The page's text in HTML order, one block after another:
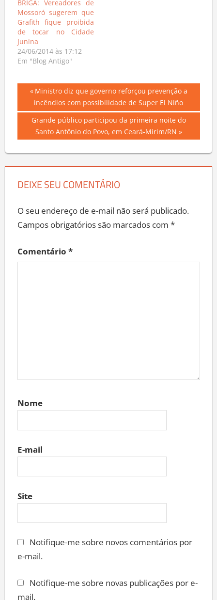
BRIGA: Vereadores de
Mossoró sugerem que
Grafith fique proibida
de tocar no Cidade
Junina
24/06/2014 às 17:12
Em "Blog Antigo"
Navegação
de
Post
Previous
Post:
Ministro diz que governo reforçou prevenção a
incêndios com possibilidade de Super El Niño
Next
Post:
Grande público participou da primeira noite do
Santo Antônio do Povo, em Ceará-Mirim/RN
DEIXE SEU COMENTÁRIO
O seu endereço de e-mail não será publicado.
Campos obrigatórios são marcados com *
Comentário *
Nome
E-mail
Site
Notifique-me sobre novos comentários por
e-mail.
Notifique-me sobre novas publicações por e-